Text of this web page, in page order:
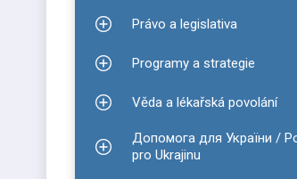
Zobrazit podmenu pro Právo a
Právo a legislativa
Zobrazit podmenu pro Programy
Programy a strategie
Zobrazit podmenu pro Věda a
Věda a lékařská povolání
Zobrazit podmenu pro
Допомога для України /
pro Ukrajinu